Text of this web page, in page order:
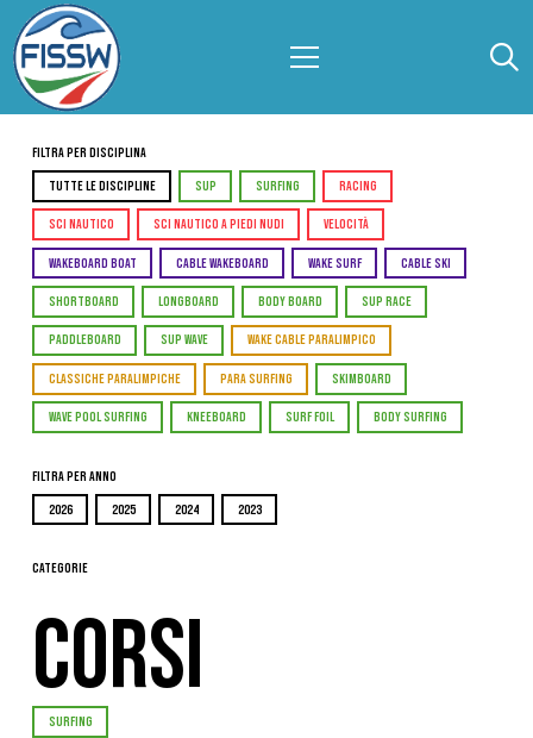
Filtra per Disciplina
TUTTE LE DISCIPLINE SUP SURFING RACING
SCI NAUTICO SCI NAUTICO A PIEDI NUDI VELOCITÀ
WAKEBOARD BOAT CABLE WAKEBOARD WAKE SURF CABLE SKI
SHORTBOARD LONGBOARD BODY BOARD SUP RACE
PADDLEBOARD SUP WAVE WAKE CABLE PARALIMPICO
CLASSICHE PARALIMPICHE PARA SURFING SKIMBOARD
WAVE POOL SURFING KNEEBOARD SURF FOIL BODY SURFING
Filtra per Anno
2026 2025 2024 2023
Categorie
CORSI
SURFING